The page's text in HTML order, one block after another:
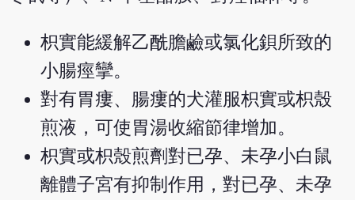
枳實能緩解乙酰膽鹼或氯化鋇所致的
小腸痙攣。
對有胃瘻、腸瘻的犬灌服枳實或枳殼
煎液，可使胃湯收縮節律增加。
枳實或枳殼煎劑對已孕、未孕小白鼠
離體子宮有抑制作用，對已孕、未孕